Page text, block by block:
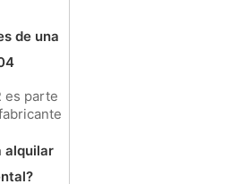
de una
es parte
alquilar